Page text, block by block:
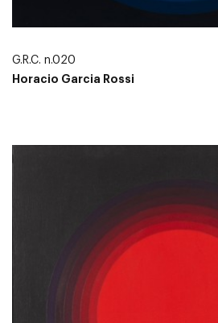
G.R.C. n.020
Horacio Garcia Rossi